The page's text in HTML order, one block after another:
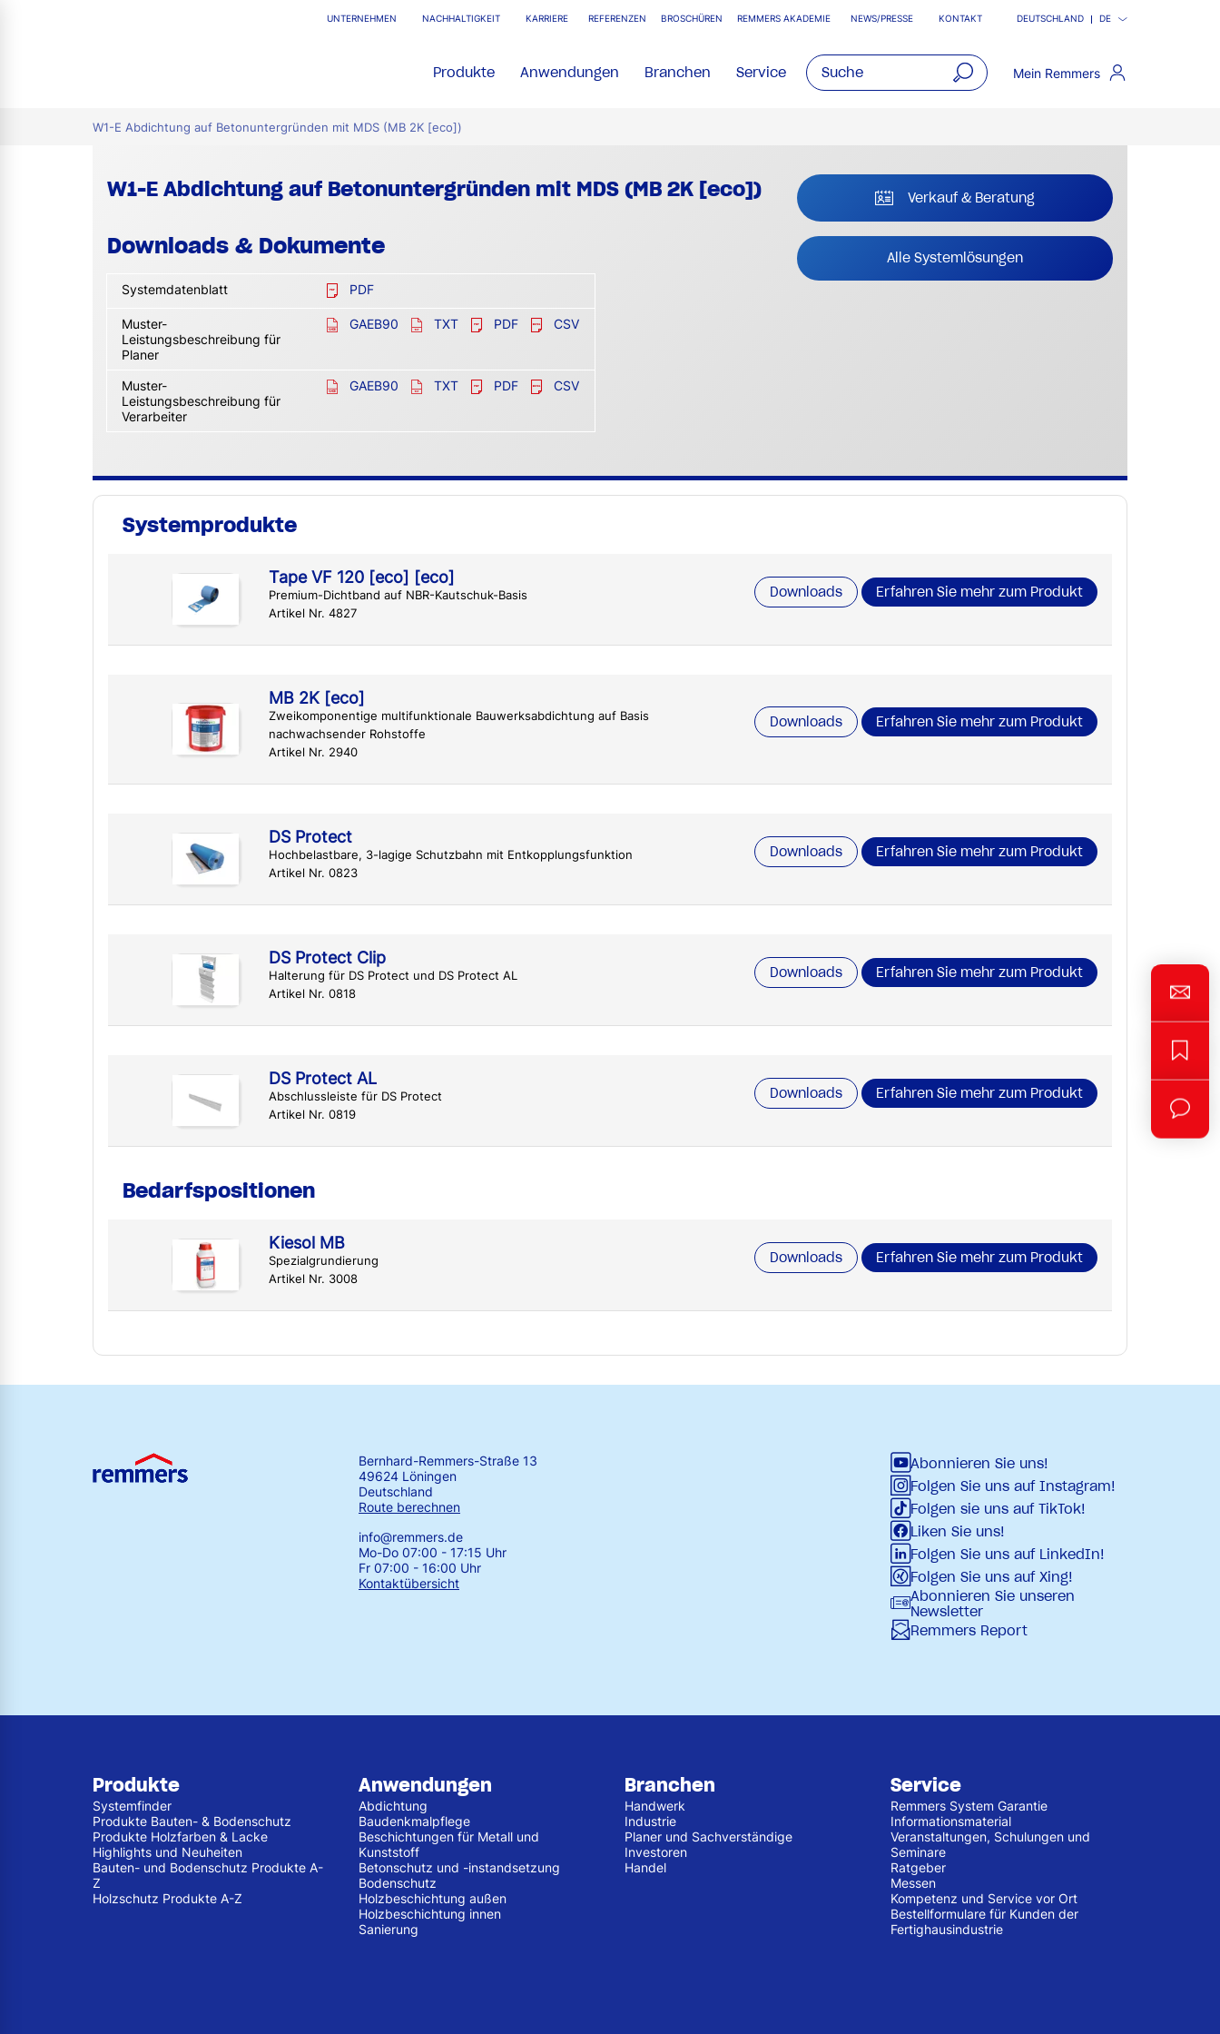
UNTERNEHMEN NACHHALTIGKEIT KARRIERE REFERENZEN BROSCHÜREN REMMERS AKADEMIE NEWS/PRESSE KONTAKT DEUTSCHLAND DE
Produkte Anwendungen Branchen Service Mein Remmers
W1-E Abdichtung auf Betonuntergründen mit MDS (MB 2K [eco])
W1-E Abdichtung auf Betonuntergründen mit MDS (MB 2K [eco])
Downloads & Dokumente
Systemdatenblatt PDF
Muster-
Leistungsbeschreibung für
Planer
GAEB90 TXT PDF CSV
Muster-
Leistungsbeschreibung für
Verarbeiter
GAEB90 TXT PDF CSV
Verkauf & Beratung
Alle Systemlösungen
Systemprodukte
Tape VF 120 [eco] [eco]
Premium-Dichtband auf NBR-Kautschuk-Basis
Artikel Nr. 4827
Downloads Erfahren Sie mehr zum Produkt
MB 2K [eco]
Zweikomponentige multifunktionale Bauwerksabdichtung auf Basis
nachwachsender Rohstoffe
Artikel Nr. 2940
Downloads Erfahren Sie mehr zum Produkt
DS Protect
Hochbelastbare, 3-lagige Schutzbahn mit Entkopplungsfunktion
Artikel Nr. 0823
Downloads Erfahren Sie mehr zum Produkt
DS Protect Clip
Halterung für DS Protect und DS Protect AL
Artikel Nr. 0818
Downloads Erfahren Sie mehr zum Produkt
DS Protect AL
Abschlussleiste für DS Protect
Artikel Nr. 0819
Downloads Erfahren Sie mehr zum Produkt
Bedarfspositionen
Kiesol MB
Spezialgrundierung
Artikel Nr. 3008
Downloads Erfahren Sie mehr zum Produkt
Bernhard-Remmers-Straße 13
49624 Löningen
Deutschland
Route berechnen
info@remmers.de
Mo-Do 07:00 - 17:15 Uhr
Fr 07:00 - 16:00 Uhr
Kontaktübersicht
Abonnieren Sie uns!
Folgen Sie uns auf Instagram!
Folgen sie uns auf TikTok!
Liken Sie uns!
Folgen Sie uns auf LinkedIn!
Folgen Sie uns auf Xing!
Abonnieren Sie unseren
Newsletter
Remmers Report
Produkte
Systemfinder
Produkte Bauten- & Bodenschutz
Produkte Holzfarben & Lacke
Highlights und Neuheiten
Bauten- und Bodenschutz Produkte A-
Z
Holzschutz Produkte A-Z
Anwendungen
Abdichtung
Baudenkmalpflege
Beschichtungen für Metall und
Kunststoff
Betonschutz und -instandsetzung
Bodenschutz
Holzbeschichtung außen
Holzbeschichtung innen
Sanierung
Branchen
Handwerk
Industrie
Planer und Sachverständige
Investoren
Handel
Service
Remmers System Garantie
Informationsmaterial
Veranstaltungen, Schulungen und
Seminare
Ratgeber
Messen
Kompetenz und Service vor Ort
Bestellformulare für Kunden der
Fertighausindustrie